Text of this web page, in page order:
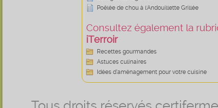
Poêlée de chou à l'Andouillette Grillée
Consultez également la
iTerroir
Recettes gourmandes
Astuces culinaires
Idées d’aménagement pour votre cuisine